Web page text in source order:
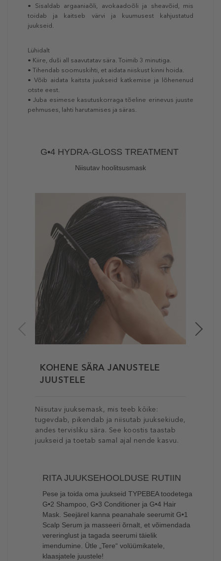
• Sisaldab argaaniaõli, avokaadoõli ja sheavõid, mis
toidab ja kaitseb värvi ja kuumusest kahjustatud
juukseid.
Lühidalt
• Kiire, duši all saavutatav sära. Toimib 3 minutiga.
• Tihendab soomuskihti, et aidata niiskust kinni hoida.
• Võib aidata kaitsta juukseid katkemise ja lõhenenud
otste eest.
• Juba esimese kasutuskorraga tõeline erinevus juuste
pehmuses, lahti harutamises ja säras.
G•4 HYDRA-GLOSS TREATMENT
Niisutav hoolitsusmask
KOHENE SÄRA JANUSTELE
JUUSTELE
Niisutav juuksemask, mis teeb kõike:
tugevdab, pikendab ja niisutab juuksekiude,
andes tervisliku sära. See koostis taastab
juukseid ja toetab samal ajal nende kasvu.
RITA JUUKSEHOOLDUSE RUTIIN
Pese ja toida oma juukseid TYPEBEA toodetega
G•2 Shampoo, G•3 Conditioner ja G•4 Hair
Mask. Seejärel kanna peanahale seerumit G•1
Scalp Serum ja masseeri õrnalt, et võimendada
vereringlust ja tagada seerumi täielik
imendumine. Ütle „Tere“ volüümikatele,
klaasjatele juustele!